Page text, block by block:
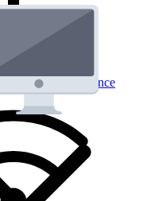
und Performance